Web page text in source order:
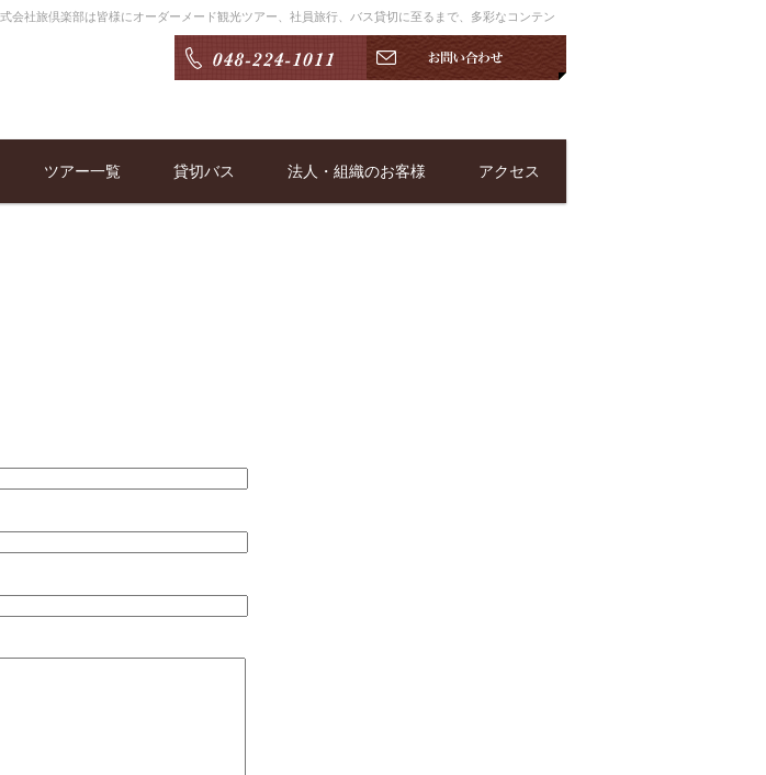
会社旅倶楽部は皆様にオーダーメード観光ツアー、社員旅行、バス貸切に至るまで、多彩なコンテン
ツアー一覧 貸切バス 法人・組織のお客様 アクセス